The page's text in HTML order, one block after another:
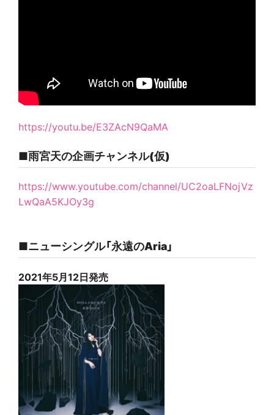
https://youtu.be/E3ZAcN9QaMA
■雨宮天の企画チャンネル(仮)
https://www.youtube.com/channel/UC2oaLFNojVz
LwQaA5KJOy3g
■ニューシングル「永遠のAria」
2021年5月12日発売